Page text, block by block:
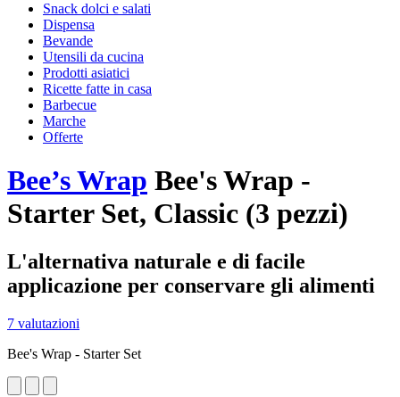
Snack dolci e salati
Dispensa
Bevande
Utensili da cucina
Prodotti asiatici
Ricette fatte in casa
Barbecue
Marche
Offerte
Bee’s Wrap Bee's Wrap -
Starter Set, Classic (3 pezzi)
L'alternativa naturale e di facile
applicazione per conservare gli alimenti
7 valutazioni
Bee's Wrap - Starter Set